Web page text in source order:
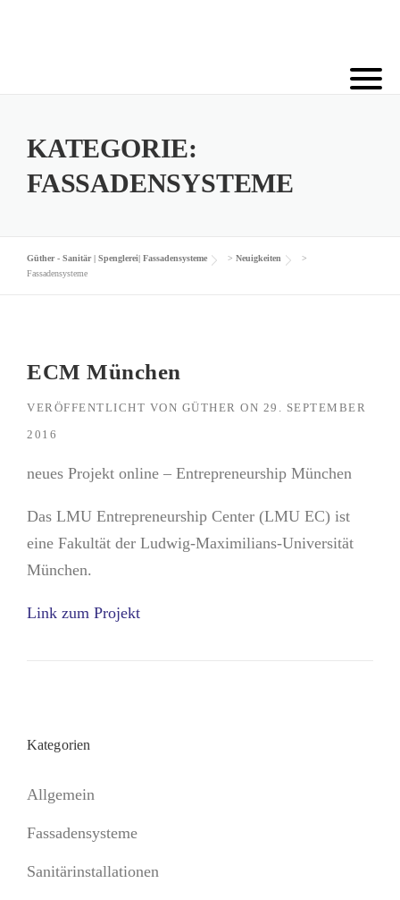
KATEGORIE:
FASSADENSYSTEME
Güther - Sanitär | Spenglerei| Fassadensysteme > Neuigkeiten
>
Fassadensysteme
ECM München
VERÖFFENTLICHT VON GÜTHER ON 29. SEPTEMBER
2016
neues Projekt online – Entrepreneurship München
Das LMU Entrepreneurship Center (LMU EC) ist
eine Fakultät der Ludwig-Maximilians-Universität
München.
Link zum Projekt
Kategorien
Allgemein
Fassadensysteme
Sanitärinstallationen